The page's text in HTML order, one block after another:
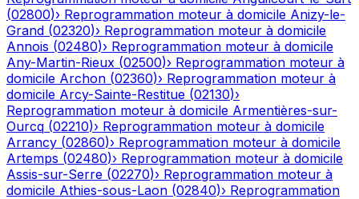
(02800)› Reprogrammation moteur à domicile Anizy-le-
Grand (02320)› Reprogrammation moteur à domicile
Annois (02480)› Reprogrammation moteur à domicile
Any-Martin-Rieux (02500)› Reprogrammation moteur à
domicile Archon (02360)› Reprogrammation moteur à
domicile Arcy-Sainte-Restitue (02130)›
Reprogrammation moteur à domicile Armentières-sur-
Ourcq (02210)› Reprogrammation moteur à domicile
Arrancy (02860)› Reprogrammation moteur à domicile
Artemps (02480)› Reprogrammation moteur à domicile
Assis-sur-Serre (02270)› Reprogrammation moteur à
domicile Athies-sous-Laon (02840)› Reprogrammation